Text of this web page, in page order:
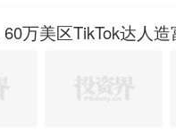
万美区TikTok达人